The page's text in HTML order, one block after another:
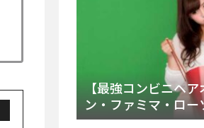
【最強コンビニヘ
ン・ファミマ・ロ
は？今すぐ買える